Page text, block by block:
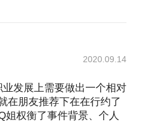
2020.09.14
发展上需要做出一个相对
在朋友推荐下在在行约了
姐权衡了事件背景、个人